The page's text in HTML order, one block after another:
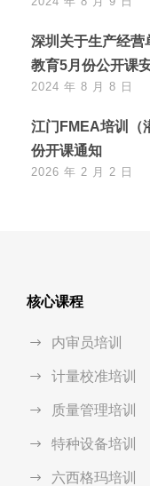
深圳关于生产经营
教育5月份公开课
2024 年 8 月 8 日
江门FMEA培训（
份开课通知
2026 年 2 月 2 日
核心课程
内审员培训
计量校准培训
质量管理培训
特种设备培训
六西格玛培训